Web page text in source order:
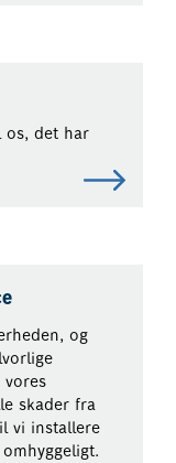
os, det har
og
vores
skader fra
vi installere